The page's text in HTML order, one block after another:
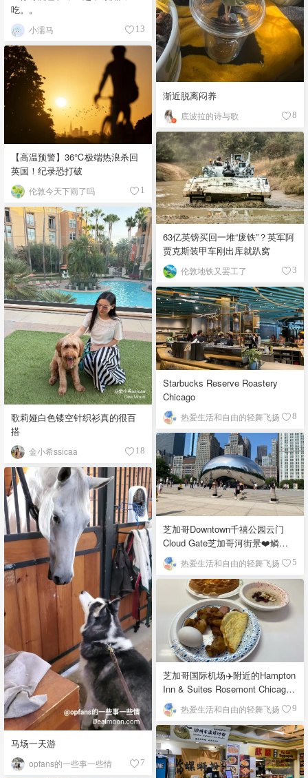
吃。。
小濡马 13
渐近脱离闷养
底波拉的诗与歌 8
【高温预警】36℃极端热浪杀回
英国！纪录恐打破
伦敦今天下雨了吗 1
63亿英镑买回一堆“废铁”？英军阿
贾克斯装甲车刚出库就趴窝
伦敦地铁又罢工了 3
歌莉娅白色镂空针织衫真的很百
搭
金小希ssicaa 18
Starbucks Reserve Roastery
Chicago
热爱生活和自由的轻舞飞扬 8
芝加哥Downtown千禧公园云门
Cloud Gate芝加哥河街景❤️鳞次
栉比的高楼
热爱生活和自由的轻舞飞扬 5
马场一天游
opfans的一些事一些情 7
芝加哥国际机场✈️附近的Hampton
Inn & Suites Rosemont Chicago
O'Hare自助早餐
热爱生活和自由的轻舞飞扬 9